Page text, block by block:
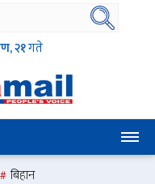
२१गते
बिहान